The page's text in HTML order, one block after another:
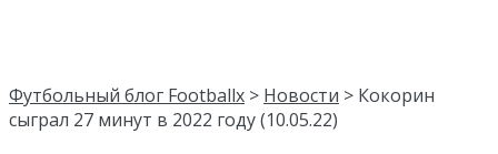
Футбольный блог Footballx > Новости > Кокорин
сыграл 27 минут в 2022 году (10.05.22)